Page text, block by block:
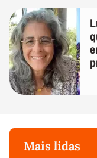
Mais lidas